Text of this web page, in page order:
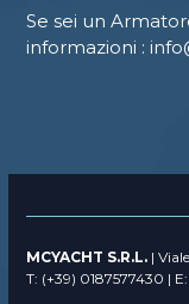
Se sei un
informazioni :
MCYACHT S.R.L. |
T: (+39) 0187577430 | E: